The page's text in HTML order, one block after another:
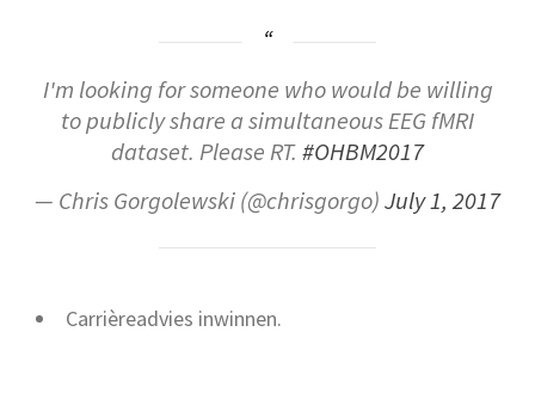
I'm looking for someone who would be willing
to publicly share a simultaneous EEG fMRI
dataset. Please RT.#OHBM2017
— Chris Gorgolewski (@chrisgorgo)July 1, 2017
Carrièreadvies inwinnen.